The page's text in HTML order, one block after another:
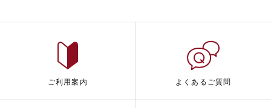
ご利用案内 よくあるご質問